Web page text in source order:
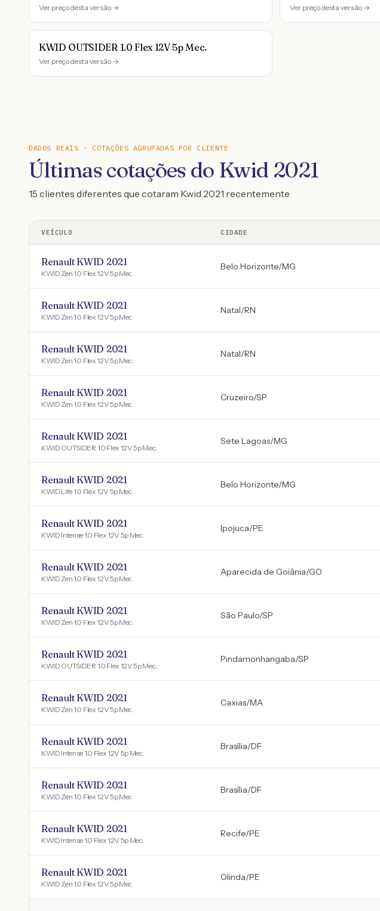
Ver preço desta versão → Ver preço desta versão →
KWID OUTSIDER 1.0 Flex 12V 5p Mec.
Ver preço desta versão →
DADOS REAIS · COTAÇÕES AGRUPADAS POR CLIENTE
Últimas cotações do Kwid 2021
15 clientes diferentes que cotaram Kwid 2021 recentemente
VEÍCULO CIDADE
Renault KWID 2021
KWID Zen 1.0 Flex 12V 5p Mec.
Belo Horizonte/MG
Renault KWID 2021
KWID Zen 1.0 Flex 12V 5p Mec.
Natal/RN
Renault KWID 2021
KWID Zen 1.0 Flex 12V 5p Mec.
Natal/RN
Renault KWID 2021
KWID Zen 1.0 Flex 12V 5p Mec.
Cruzeiro/SP
Renault KWID 2021
KWID OUTSIDER 1.0 Flex 12V 5p Mec.
Sete Lagoas/MG
Renault KWID 2021
KWID Life 1.0 Flex 12V 5p Mec.
Belo Horizonte/MG
Renault KWID 2021
KWID Intense 1.0 Flex 12V 5p Mec.
Ipojuca/PE
Renault KWID 2021
KWID Zen 1.0 Flex 12V 5p Mec.
Aparecida de Goiânia/GO
Renault KWID 2021
KWID Zen 1.0 Flex 12V 5p Mec.
São Paulo/SP
Renault KWID 2021
KWID OUTSIDER 1.0 Flex 12V 5p Mec.
Pindamonhangaba/SP
Renault KWID 2021
KWID Zen 1.0 Flex 12V 5p Mec.
Caxias/MA
Renault KWID 2021
KWID Intense 1.0 Flex 12V 5p Mec.
Brasília/DF
Renault KWID 2021
KWID Zen 1.0 Flex 12V 5p Mec.
Brasília/DF
Renault KWID 2021
KWID Intense 1.0 Flex 12V 5p Mec.
Recife/PE
Renault KWID 2021
KWID Zen 1.0 Flex 12V 5p Mec.
Olinda/PE